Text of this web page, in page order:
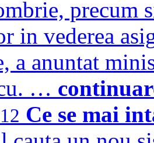
precum
in vederea
a anuntat
…
Ce se mai